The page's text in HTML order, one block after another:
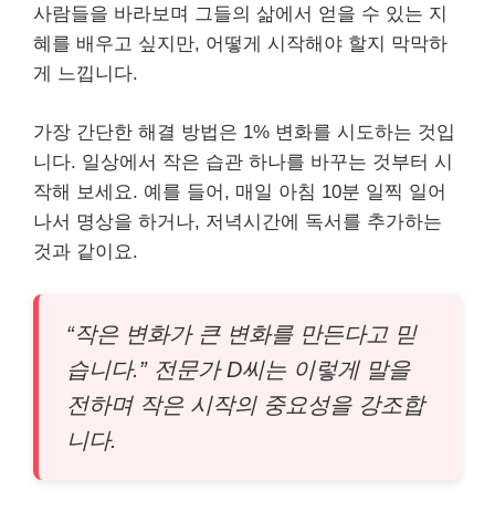
사람들을 바라보며 그들의 삶에서 얻을 수 있는 지
혜를 배우고 싶지만, 어떻게 시작해야 할지 막막하
게 느낍니다.
가장 간단한 해결 방법은 1% 변화를 시도하는 것입
니다. 일상에서 작은 습관 하나를 바꾸는 것부터 시
작해 보세요. 예를 들어, 매일 아침 10분 일찍 일어
나서 명상을 하거나, 저녁시간에 독서를 추가하는
것과 같이요.
“작은 변화가 큰 변화를 만든다고 믿
습니다.” 전문가 D씨는 이렇게 말을
전하며 작은 시작의 중요성을 강조합
니다.